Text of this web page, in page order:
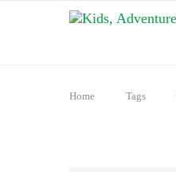
Home Tags